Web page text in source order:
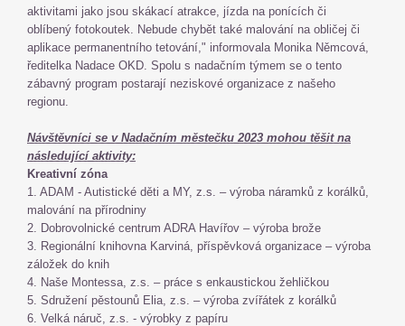
aktivitami jako jsou skákací atrakce, jízda na ponících či
oblíbený fotokoutek. Nebude chybět také malování na obličej či
aplikace permanentního tetování," informovala Monika Němcová,
ředitelka Nadace OKD. Spolu s nadačním týmem se o tento
zábavný program postarají neziskové organizace z našeho
regionu.
Návštěvníci se v Nadačním městečku 2023 mohou těšit na
následující aktivity:
Kreativní zóna
1. ADAM - Autistické děti a MY, z.s. – výroba náramků z korálků,
malování na přírodniny
2. Dobrovolnické centrum ADRA Havířov – výroba brože
3. Regionální knihovna Karviná, příspěvková organizace – výroba
záložek do knih
4. Naše Montessa, z.s. – práce s enkaustickou žehličkou
5. Sdružení pěstounů Elia, z.s. – výroba zvířátek z korálků
6. Velká náruč, z.s. - výrobky z papíru